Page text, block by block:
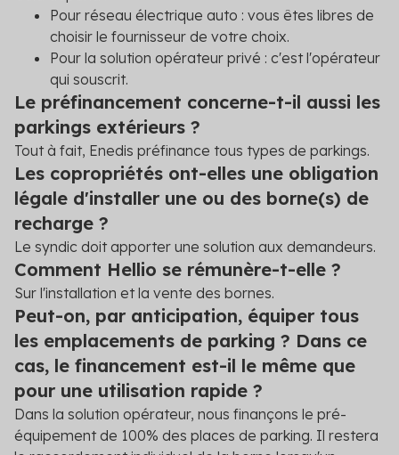
Pour réseau électrique auto : vous êtes libres de
choisir le fournisseur de votre choix.
Pour la solution opérateur privé : c'est l'opérateur
qui souscrit.
Le préfinancement concerne-t-il aussi les
parkings extérieurs ?
Tout à fait, Enedis préfinance tous types de parkings.
Les copropriétés ont-elles une obligation
légale d'installer une ou des borne(s) de
recharge ?
Le syndic doit apporter une solution aux demandeurs.
Comment Hellio se rémunère-t-elle ?
Sur l'installation et la vente des bornes.
Peut-on, par anticipation, équiper tous
les emplacements de parking ? Dans ce
cas, le financement est-il le même que
pour une utilisation rapide ?
Dans la solution opérateur, nous finançons le pré-
équipement de 100% des places de parking. Il restera